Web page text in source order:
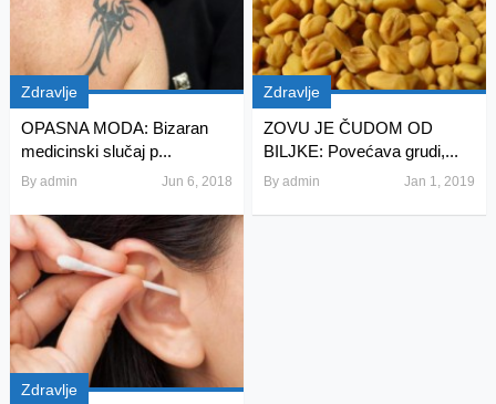
Zdravlje
OPASNA MODA: Bizaran
medicinski slučaj p...
By admin Jun 6, 2018
Zdravlje
ZOVU JE ČUDOM OD
BILJKE: Povećava grudi,...
Byadmin Jan 1, 2019
Zdravlje